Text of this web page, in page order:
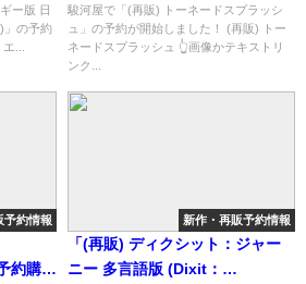
入可
ー版 日
」の予約
...
ョップ紹介！
駿河屋で「(再販) トーネードスプラッシ
ュ」の予約が開始しました！ (再販) トー
ネードスプラッシュ 👆画像かテキストリ
ンク...
予約情報
約購入
新作・再販予約情報
「(再販) ディクシット：ジャー
ニー 多言語版 (Dixit：